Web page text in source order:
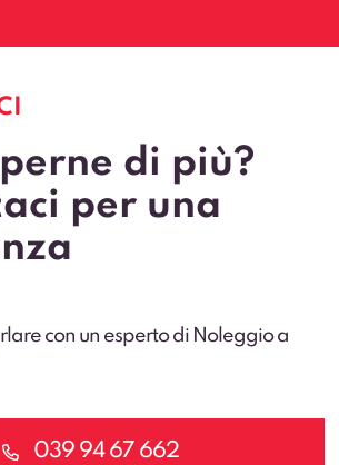
di più?
per una
con un esperto di Noleggio a
039 94 67 662